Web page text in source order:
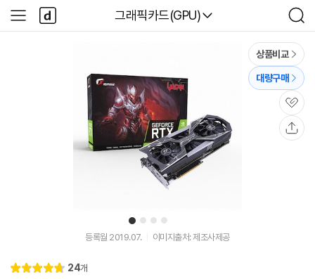
다나와
그래픽카드(GPU)
검
색
사
이
다
나
와
1 2 3 4
튜
상품비교
대량구매
관
심
등록월 2019.07. 이미지출처: 제조사제공
별
4.
리
24개